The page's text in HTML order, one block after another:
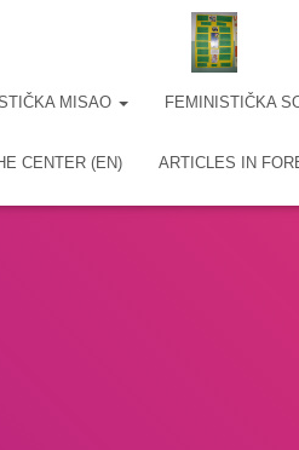
MISAO FEMINISTIČKA
CENTER (EN) ARTICLES IN